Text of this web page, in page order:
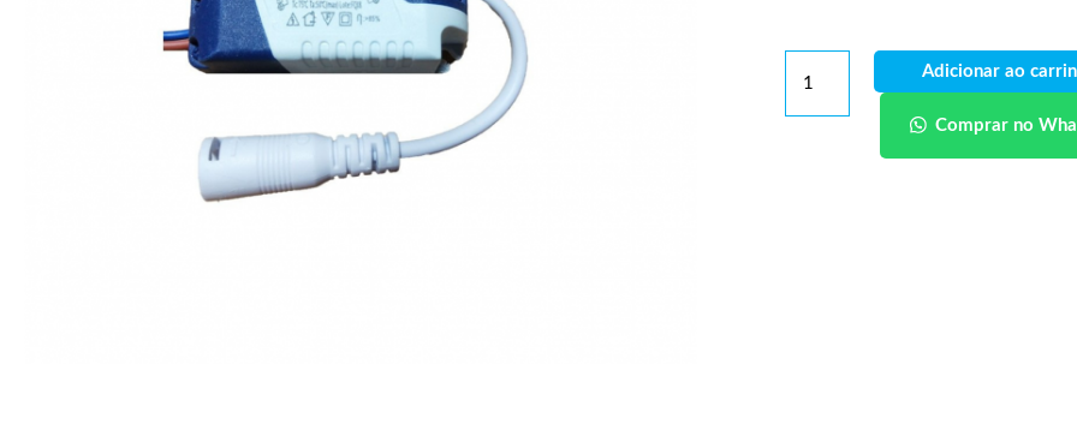
Adicionar ao
Comprar no